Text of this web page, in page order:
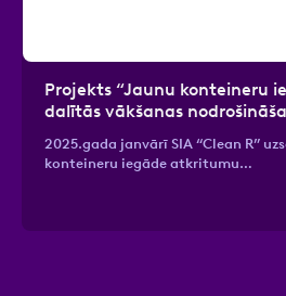
Projekts “Jaunu konteineru
dalītās vākšanas
2025.gada janvārī SIA “Clean R”
konteineru iegāde atkritumu…